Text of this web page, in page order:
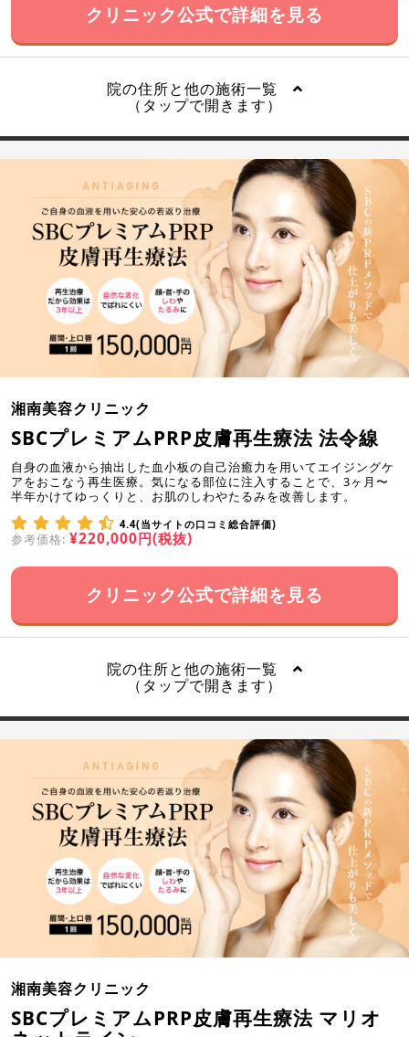
クリニック公式で詳細を見る
院の住所と他の施術一覧
（タップで開きます）
湘南美容クリニック
SBCプレミアムPRP皮膚再生療法 法令線
自身の血液から抽出した血小板の自己治癒力を用いてエイジングケ
アをおこなう再生医療。気になる部位に注入することで、3ヶ月〜
半年かけてゆっくりと、お肌のしわやたるみを改善します。
4.4(当サイトの口コミ総合評価)
参考価格: ¥220,000円(税抜)
クリニック公式で詳細を見る
院の住所と他の施術一覧
（タップで開きます）
湘南美容クリニック
SBCプレミアムPRP皮膚再生療法 マリオ